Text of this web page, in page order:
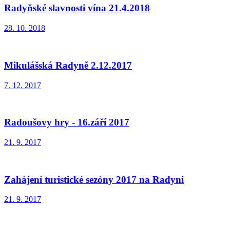
Radyňské slavnosti vína 21.4.2018
28. 10. 2018
Mikulášská Radyně 2.12.2017
7. 12. 2017
Radoušovy hry - 16.září 2017
21. 9. 2017
Zahájení turistické sezóny 2017 na Radyni
21. 9. 2017